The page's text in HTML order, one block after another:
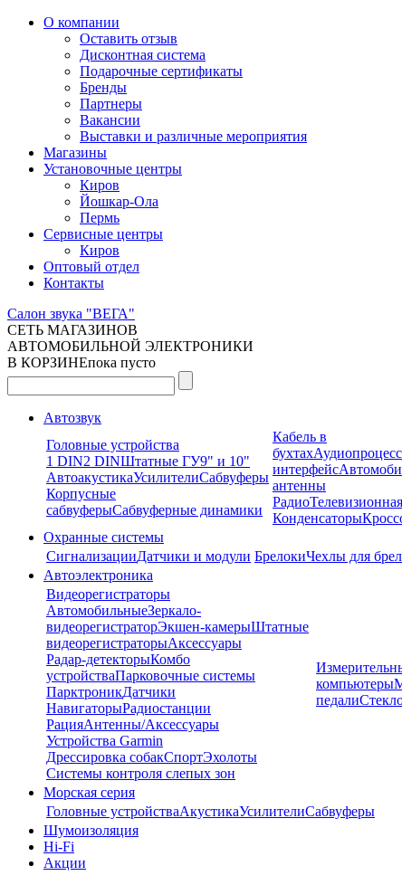
О компании
Оставить отзыв
Дисконтная система
Подарочные сертификаты
Бренды
Партнеры
Вакансии
Выставки и различные мероприятия
Магазины
Установочные центры
Киров
Йошкар-Ола
Пермь
Сервисные центры
Киров
Оптовый отдел
Контакты
Салон звука "ВЕГА"
СЕТЬ МАГАЗИНОВ
АВТОМОБИЛЬНОЙ ЭЛЕКТРОНИКИ
В КОРЗИНЕпока пусто
Автозвук
Головные устройства
1 DIN2 DINШтатные ГУ9" и 10"
АвтоакустикаУсилителиСабвуферы
Корпусные
сабвуферыСабвуферные динамики
Кабель в
бухтах
интерфейс
антенны
РадиоТелевизионная
Конденсаторы
Охранные системы
СигнализацииДатчики и модули БрелокиЧехлы для
Автоэлектроника
Видеорегистраторы
АвтомобильныеЗеркало-
видеорегистраторЭкшен-камерыШтатные
видеорегистраторыАксессуары
Радар-детекторыКомбо
устройстваПарковочные системы
ПарктроникДатчики
НавигаторыРадиостанции
РацияАнтенны/Аксессуары
Устройства Garmin
Дрессировка собакСпортЭхолоты
Системы контроля слепых зон
компьютеры
педали
Морская серия
Головные устройстваАкустикаУсилителиСабвуферы
Шумоизоляция
Hi-Fi
Акции